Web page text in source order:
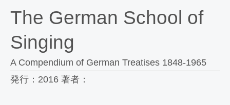
The German School of
Singing
A Compendium of German Treatises 1848-1965
発行：2016 著者：